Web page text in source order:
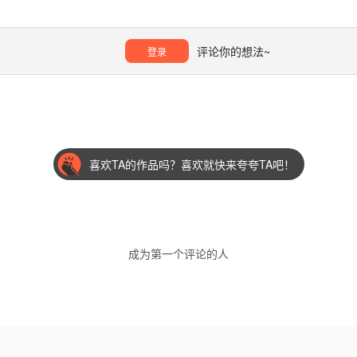
登录 评论你的想法~
喜欢TA的作品吗？喜欢就快来夸夸TA吧！
成为第一个评论的人